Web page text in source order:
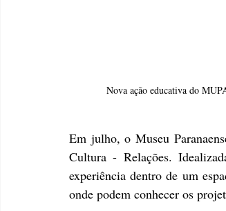
Nova ação educativa do
Em julho, o Museu
Cultura - Relações.
experiência dentro de um
onde podem conhecer os